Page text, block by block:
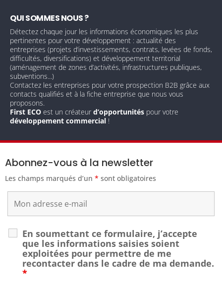
QUI SOMMES NOUS ?
Détectez chaque jour les informations économiques les plus
pertinentes pour votre développement : actualité des
entreprises (projets d’investissements, contrats, levées de fonds,
difficultés, diversifications) et développement territorial
(aménagement de zones d’activités, infrastructures publiques,
subventions...)
Contactez les entreprises pour votre prospection B2B grâce aux
contacts qualifiés et à la fiche entreprise que nous vous
proposons.
First ECO est un créateurd’opportunités pour votre
développement commercial !
Abonnez-vous à la newsletter
Les champs marqués d’un * sont obligatoires
En soumettant ce formulaire, j’accepte
que les informations saisies soient
exploitées pour permettre de me
recontacter dans le cadre de ma demande.
*